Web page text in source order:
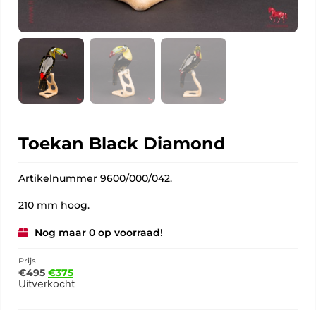
Toekan Black Diamond
Artikelnummer 9600/000/042.
210 mm hoog.
Nog maar 0 op voorraad!
Prijs
€495 €375
Uitverkocht